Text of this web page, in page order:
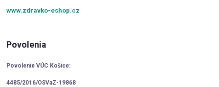
www.zdravko-eshop.cz
Povolenia
Povolenie VÚC Košice:
4485/2016/OSVaZ-19868